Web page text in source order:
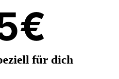
für dich